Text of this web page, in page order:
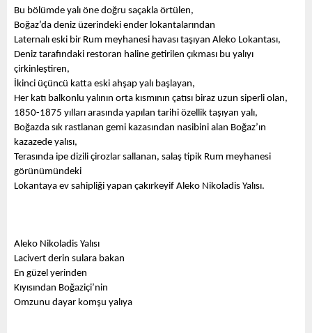
Bu bölümde yalı öne doğru saçakla örtülen,
Boğaz’da deniz üzerindeki ender lokantalarından
Laternalı eski bir Rum meyhanesi havası taşıyan Aleko Lokantası,
Deniz tarafındaki restoran haline getirilen çıkması bu yalıyı
çirkinleştiren,
İkinci üçüncü katta eski ahşap yalı başlayan,
Her katı balkonlu yalının orta kısmının çatısı biraz uzun siperli olan,
1850-1875 yılları arasında yapılan tarihi özellik taşıyan yalı,
Boğazda sık rastlanan gemi kazasından nasibini alan Boğaz’ın
kazazede yalısı,
Terasında ipe dizili çirozlar sallanan, salaş tipik Rum meyhanesi
görünümündeki
Lokantaya ev sahipliği yapan çakırkeyif Aleko Nikoladis Yalısı.
Aleko Nikoladis Yalısı
Lacivert derin sulara bakan
En güzel yerinden
Kıyısından Boğaziçi’nin
Omzunu dayar komşu yalıya